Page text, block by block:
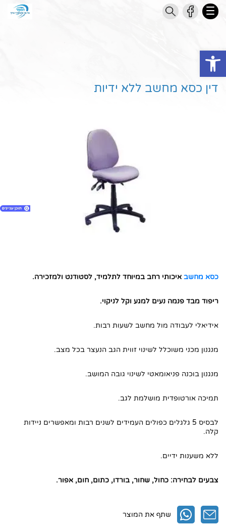
Open toolbar
3. השאירו את הפרטים ואנו ניצור אתכם קשר
דין כסא מחשב ללא ידיות
כסא מחשב איכותי רחב במיוחד לתלמיד, לסטודנט ולמזכירה.
ריפוד מבד פנמה נעים למגע וקל לניקוי.
אידיאלי לעבודה מול מחשב לשעות רבות.
מנגנון מכני משוכלל לשינוי זווית הגב הנעצר בכל מצב.
מנגנון בוכנה פניאומאטי לשינוי גובה המושב.
תמיכה אורטופדית מושלמת לגב.
לבסיס 5 גלגלים כפולים העמידים לשנים רבות ומאפשרים ניידות
קלה.
ללא משענות ידיים.
צבעים לבחירה: כחול, שחור, בורדו, כתום, חום, אפור.
שתף את המוצר